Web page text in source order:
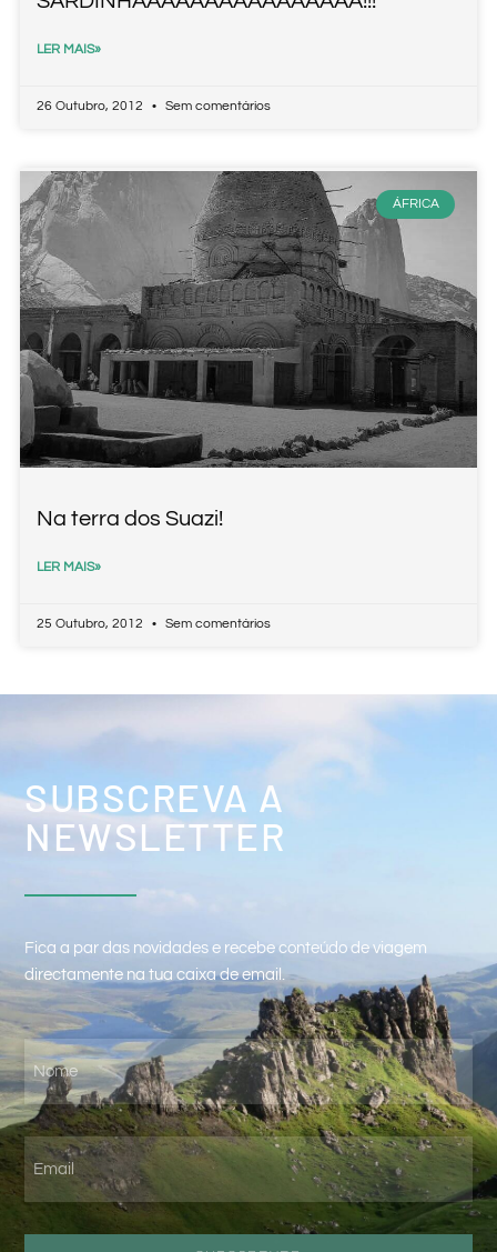
LER MAIS»
26 Outubro, 2012 Sem comentários
ÁFRICA
Na terra dos Suazi!
LER MAIS»
25 Outubro, 2012 Sem comentários
SUBSCREVA A
NEWSLETTER
Fica a par das novidades e recebe conteúdo de viagem
directamente na tua caixa de email.